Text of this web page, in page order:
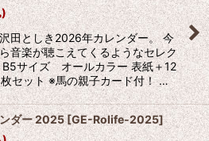
)
田としき2026年カレンダー。 今
音楽が聴こえてくるようなセレク
B5サイズ オールカラー 表紙＋12
セット ※馬の親子カード付！ …
ダー 2025 [GE-Rolife-2025]